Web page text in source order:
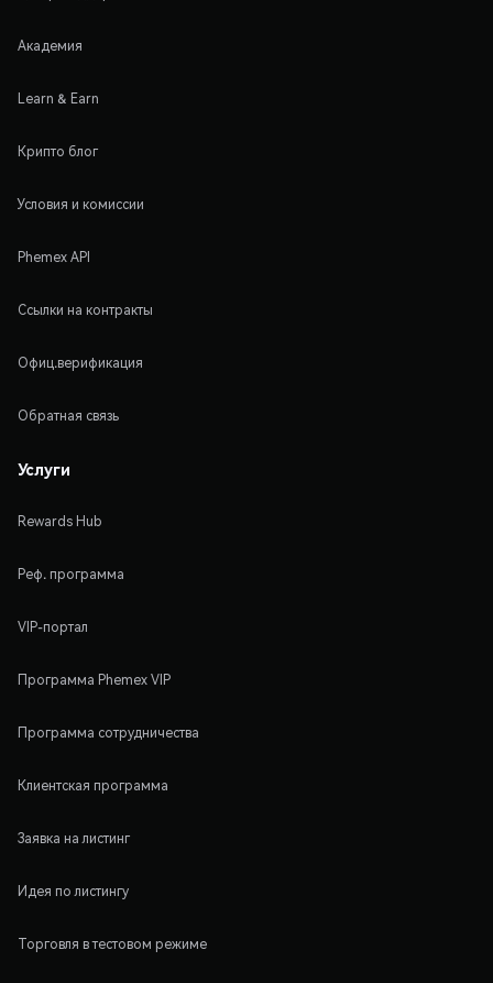
Академия
Learn & Earn
Крипто блог
Условия и комиссии
Phemex API
Ссылки на контракты
Офиц.верификация
Обратная связь
Услуги
Rewards Hub
Реф. программа
VIP-портал
Программа Phemex VIP
Программа сотрудничества
Клиентская программа
Заявка на листинг
Идея по листингу
Торговля в тестовом режиме